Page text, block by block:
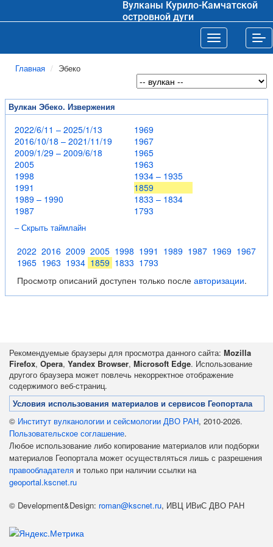
Вулканы Курило-Камчатской
островной дуги
Toggle
Главная Эбеко
Вулкан Эбеко. Извержения
2022/6/11 – 2025/1/13
2016/10/18 – 2021/11/19
2009/1/29 – 2009/6/18
2005
1998
1991
1989 – 1990
1987
1969
1967
1965
1963
1934 – 1935
1859
1833 – 1834
1793
– Скрыть таймлайн
2022 2016 2009 2005 1998 1991 1989 1987 1969 1967
1965 1963 1934 1859 1833 1793
Просмотр описаний доступен только после авторизации.
Рекомендуемые браузеры для просмотра данного сайта: Mozilla
Firefox, Opera, Yandex Browser, Microsoft Edge. Использование
другого браузера может повлечь некорректное отображение
содержимого веб-страниц.
Условия использования материалов и сервисов Геопортала
© Институт вулканологии и сейсмологии ДВО РАН, 2010-2026.
Пользовательское соглашение.
Любое использование либо копирование материалов или подборки
материалов Геопортала может осуществляться лишь с разрешения
правообладателя и только при наличии ссылки на
geoportal.kscnet.ru
© Development&Design: roman@kscnet.ru, ИВЦ ИВиС ДВО РАН